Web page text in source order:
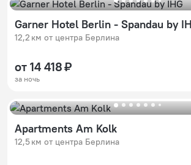
Garner Hotel Berlin - Spandau by
12,2 км от центра Берлина
от 14 418 ₽
за ночь
Apartments Am Kolk
12,5 км от центра Берлина